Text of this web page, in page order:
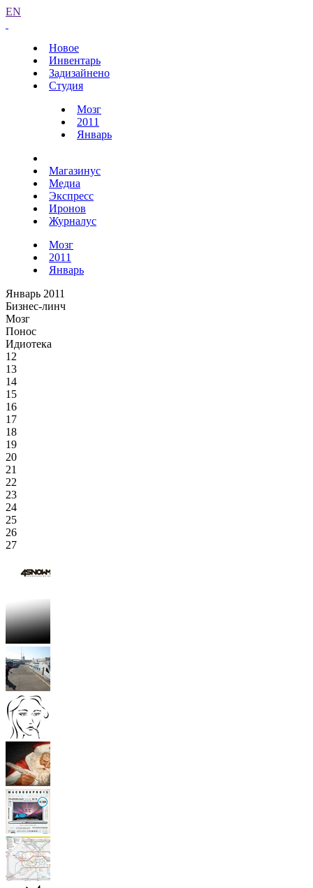
EN
Новое
Инвентарь
Задизайнено
Студия
Мозг
2011
Январь
Магазинус
Медиа
Экспресс
Иронов
Журналус
Мозг
2011
Январь
Январь 2011
Бизнес-линч
Мозг
Понос
Идиотека
12
13
14
15
16
17
18
19
20
21
22
23
24
25
26
27